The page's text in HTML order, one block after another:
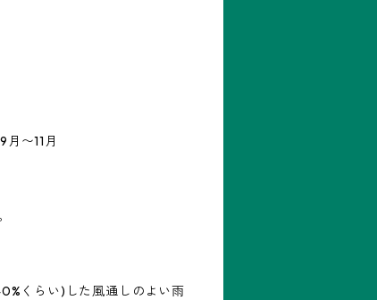
〜11月
くらい)した風通しのよい雨